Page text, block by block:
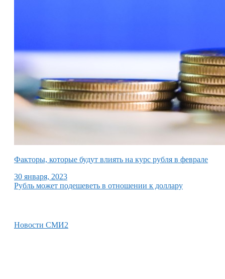
Факторы, которые будут влиять на курс рубля в феврале
30 января, 2023
Рубль может подешеветь в отношении к доллару
Новости СМИ2